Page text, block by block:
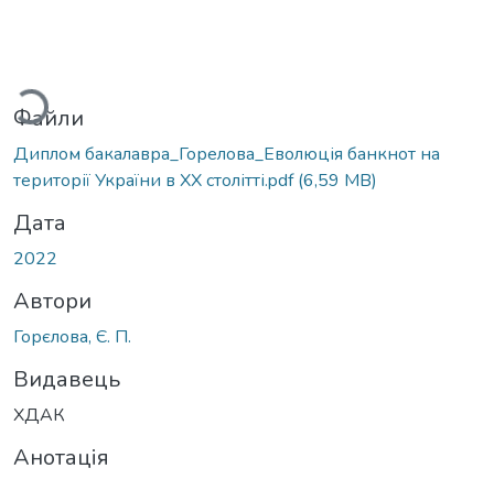
Файли
Диплом бакалавра_Горелова_Еволюція банкнот на
території України в ХХ столітті.pdf(6,59 MB)
Дата
2022
Автори
Горєлова, Є. П.
Видавець
ХДАК
Анотація